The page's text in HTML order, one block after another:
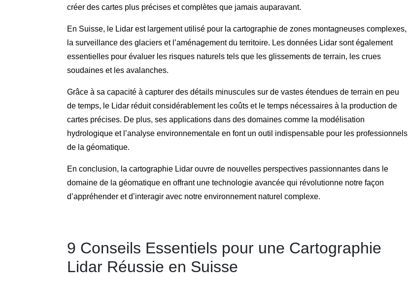
créer des cartes plus précises et complètes que jamais auparavant.
En Suisse, le Lidar est largement utilisé pour la cartographie de zones montagneuses complexes,
la surveillance des glaciers et l’aménagement du territoire. Les données Lidar sont également
essentielles pour évaluer les risques naturels tels que les glissements de terrain, les crues
soudaines et les avalanches.
Grâce à sa capacité à capturer des détails minuscules sur de vastes étendues de terrain en peu
de temps, le Lidar réduit considérablement les coûts et le temps nécessaires à la production de
cartes précises. De plus, ses applications dans des domaines comme la modélisation
hydrologique et l’analyse environnementale en font un outil indispensable pour les professionnels
de la géomatique.
En conclusion, la cartographie Lidar ouvre de nouvelles perspectives passionnantes dans le
domaine de la géomatique en offrant une technologie avancée qui révolutionne notre façon
d’appréhender et d’interagir avec notre environnement naturel complexe.
9 Conseils Essentiels pour une Cartographie
Lidar Réussie en Suisse